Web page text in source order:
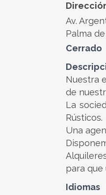
Av.
Palma
Cerrado
Nuestra
de
La
Rústicos.
Una
para que
Idiomas